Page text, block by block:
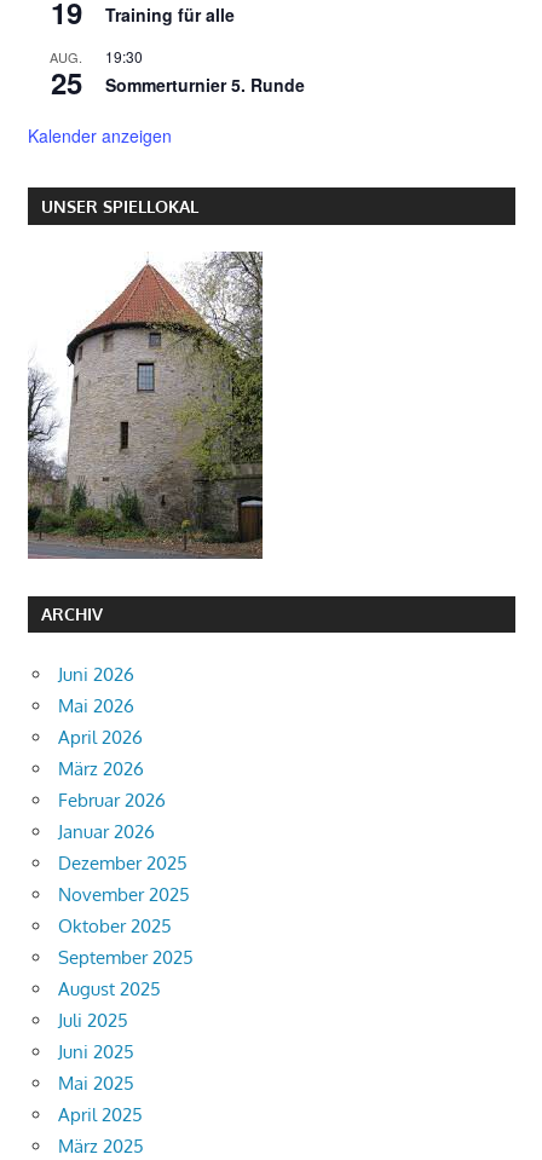
19 Training für alle
AUG.
25
19:30
Sommerturnier 5. Runde
Kalender anzeigen
UNSER SPIELLOKAL
ARCHIV
Juni 2026
Mai 2026
April 2026
März 2026
Februar 2026
Januar 2026
Dezember 2025
November 2025
Oktober 2025
September 2025
August 2025
Juli 2025
Juni 2025
Mai 2025
April 2025
März 2025